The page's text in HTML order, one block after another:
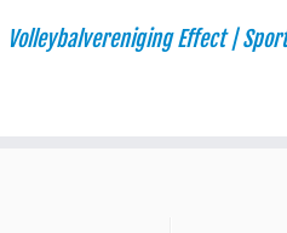
Volleybalvereniging Effect |